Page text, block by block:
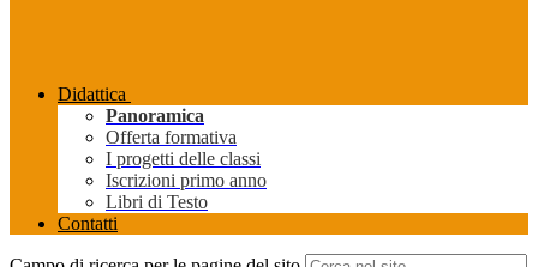
Didattica
Panoramica
Offerta formativa
I progetti delle classi
Iscrizioni primo anno
Libri di Testo
Contatti